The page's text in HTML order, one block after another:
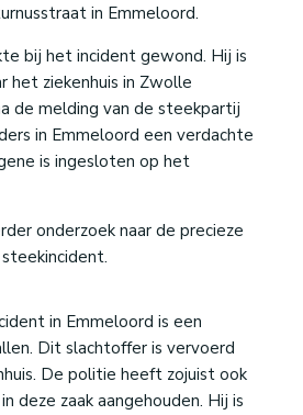
in Emmeloord.
bij het incident gewond. Hij is
het ziekenhuis in Zwolle
de melding van de steekpartij
in Emmeloord een verdachte
is ingesloten op het
onderzoek naar de precieze
in Emmeloord is een
Dit slachtoffer is vervoerd
De politie heeft zojuist ook
deze zaak aangehouden. Hij is